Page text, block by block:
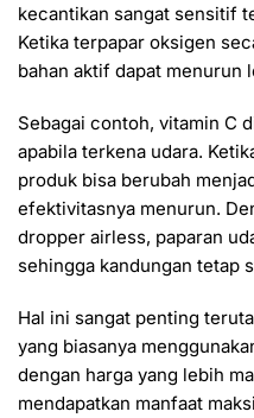
kecantikan sangat sensitif
Ketika terpapar oksigen
bahan aktif dapat menurun
Sebagai contoh, vitamin C
apabila terkena udara.
produk bisa berubah
efektivitasnya menurun.
dropper airless, paparan
sehingga kandungan tetap
Hal ini sangat penting
yang biasanya
dengan harga yang lebih
mendapatkan manfaat